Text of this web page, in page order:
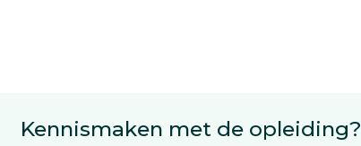
Kennismaken met de opleiding?